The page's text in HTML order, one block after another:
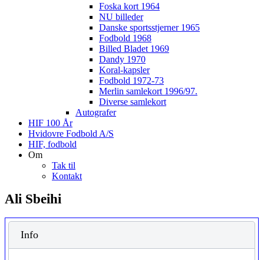
Foska kort 1964
NU billeder
Danske sportsstjerner 1965
Fodbold 1968
Billed Bladet 1969
Dandy 1970
Koral-kapsler
Fodbold 1972-73
Merlin samlekort 1996/97.
Diverse samlekort
Autografer
HIF 100 År
Hvidovre Fodbold A/S
HIF, fodbold
Om
Tak til
Kontakt
Ali Sbeihi
Info